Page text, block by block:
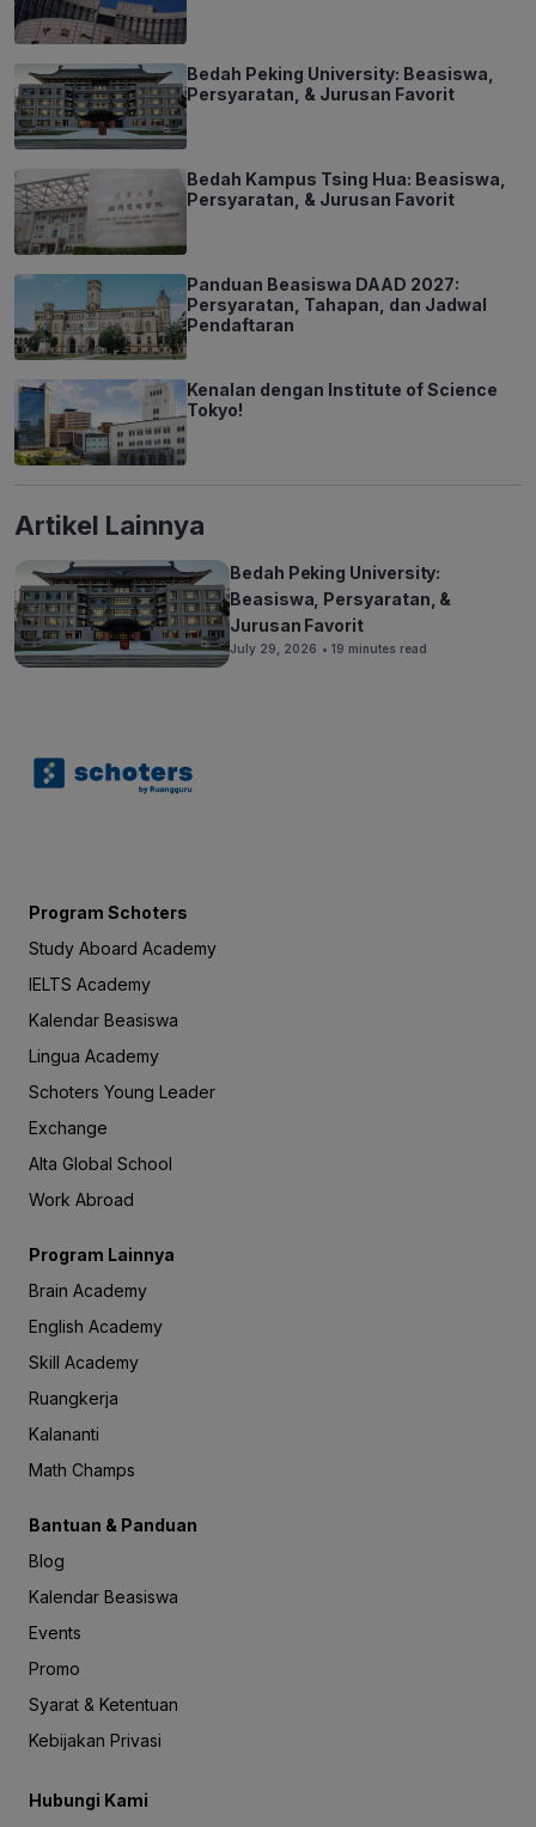
Bedah Peking University: Beasiswa,
Persyaratan, & Jurusan Favorit
Bedah Kampus Tsing Hua: Beasiswa,
Persyaratan, & Jurusan Favorit
Panduan Beasiswa DAAD 2027:
Persyaratan, Tahapan, dan Jadwal
Pendaftaran
Kenalan dengan Institute of Science
Tokyo!
Artikel Lainnya
Bedah Peking University:
Beasiswa, Persyaratan, &
Jurusan Favorit
July 29, 2026 • 19 minutes read
Program Schoters
Study Aboard Academy
IELTS Academy
Kalendar Beasiswa
Lingua Academy
Schoters Young Leader
Exchange
Alta Global School
Work Abroad
Program Lainnya
Brain Academy
English Academy
Skill Academy
Ruangkerja
Kalananti
Math Champs
Bantuan & Panduan
Blog
Kalendar Beasiswa
Events
Promo
Syarat & Ketentuan
Kebijakan Privasi
Hubungi Kami